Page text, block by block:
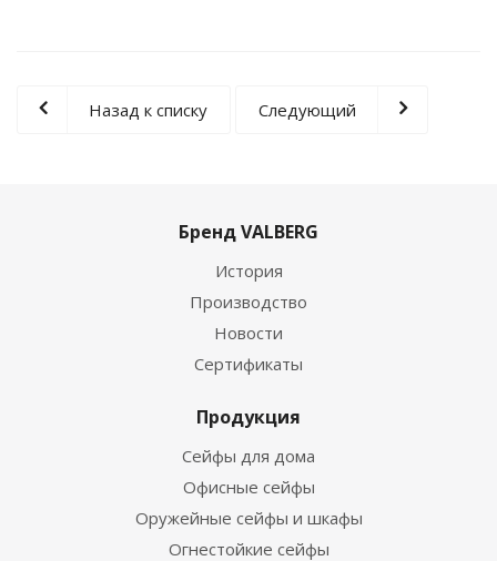
Назад к списку Следующий
Бренд VALBERG
История
Производство
Новости
Сертификаты
Продукция
Сейфы для дома
Офисные сейфы
Оружейные сейфы и шкафы
Огнестойкие сейфы